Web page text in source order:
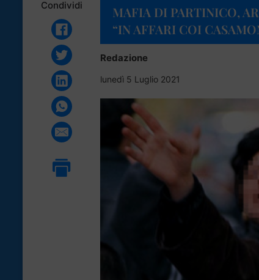
Condividi
MAFIA DI PARTINICO,
“IN AFFARI COI
Redazione
lunedì 5 Luglio 2021